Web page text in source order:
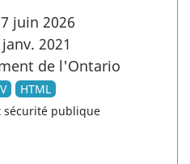
juin 2026
2021
de l'Ontario
HTML
sécurité publique